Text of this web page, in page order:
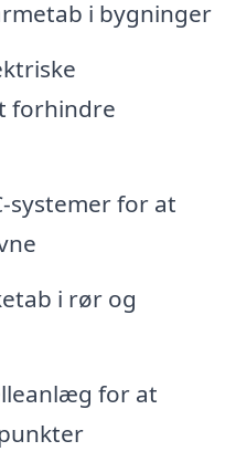
i bygninger
forhindre
systemer for at
i rør og
for at